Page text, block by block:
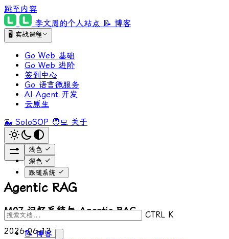
跳至内容
李文周的个人站点 📝 博客
🖥 实战课程
Go Web 基础
Go Web 进阶
签到中心
Go 语言微服务
AI Agent 开发
云原生
🐳 SoloSOP 🧑‍💻 关于
浅色
深色
跟随系统
CTRL K
📝 博客
Agentic RAG
M07 记忆系统与 Agentic RAG
2026-06-13